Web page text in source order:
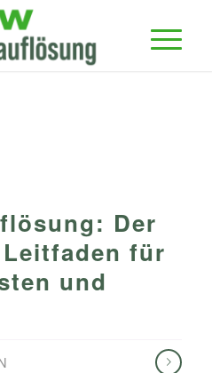
Der
für
und